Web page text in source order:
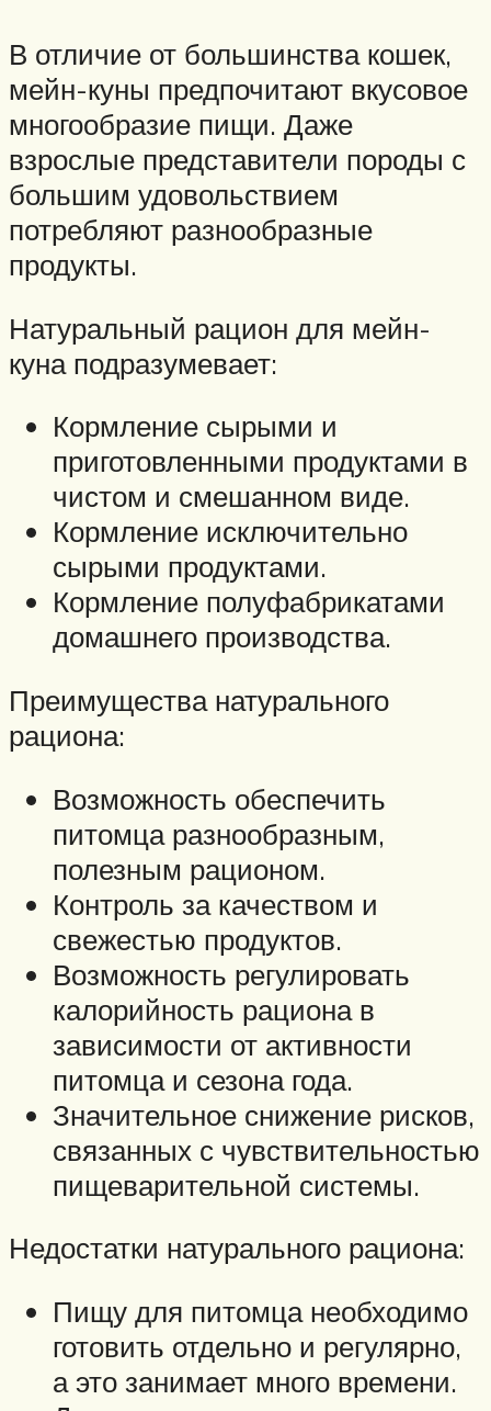
В отличие от большинства кошек,
мейн-куны предпочитают вкусовое
многообразие пищи. Даже
взрослые представители породы с
большим удовольствием
потребляют разнообразные
продукты.
Натуральный рацион для мейн-
куна подразумевает:
Кормление сырыми и
приготовленными продуктами в
чистом и смешанном виде.
Кормление исключительно
сырыми продуктами.
Кормление полуфабрикатами
домашнего производства.
Преимущества натурального
рациона:
Возможность обеспечить
питомца разнообразным,
полезным рационом.
Контроль за качеством и
свежестью продуктов.
Возможность регулировать
калорийность рациона в
зависимости от активности
питомца и сезона года.
Значительное снижение рисков,
связанных с чувствительностью
пищеварительной системы.
Недостатки натурального рациона:
Пищу для питомца необходимо
готовить отдельно и регулярно,
а это занимает много времени.